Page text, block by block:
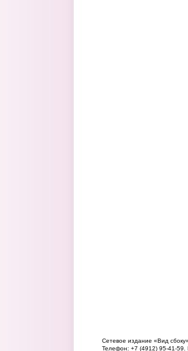
Сетевое издание «Вид
Телефон: +7 (4912) 95-41-59.